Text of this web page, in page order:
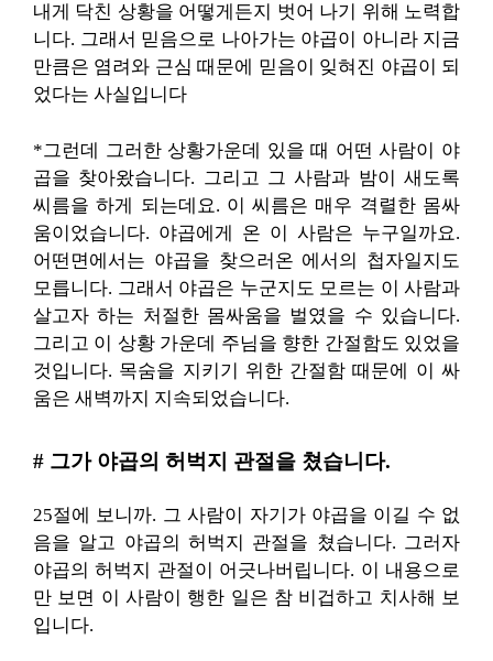
내게 닥친 상황을 어떻게든지 벗어 나기 위해 노력합
니다. 그래서 믿음으로 나아가는 야곱이 아니라 지금
만큼은 염려와 근심 때문에 믿음이 잊혀진 야곱이 되
었다는 사실입니다
*그런데 그러한 상황가운데 있을 때 어떤 사람이 야
곱을 찾아왔습니다. 그리고 그 사람과 밤이 새도록
씨름을 하게 되는데요. 이 씨름은 매우 격렬한 몸싸
움이었습니다. 야곱에게 온 이 사람은 누구일까요.
어떤면에서는 야곱을 찾으러온 에서의 첩자일지도
모릅니다. 그래서 야곱은 누군지도 모르는 이 사람과
살고자 하는 처절한 몸싸움을 벌였을 수 있습니다.
그리고 이 상황 가운데 주님을 향한 간절함도 있었을
것입니다. 목숨을 지키기 위한 간절함 때문에 이 싸
움은 새벽까지 지속되었습니다.
# 그가 야곱의 허벅지 관절을 쳤습니다.
25절에 보니까. 그 사람이 자기가 야곱을 이길 수 없
음을 알고 야곱의 허벅지 관절을 쳤습니다. 그러자
야곱의 허벅지 관절이 어긋나버립니다. 이 내용으로
만 보면 이 사람이 행한 일은 참 비겁하고 치사해 보
입니다.